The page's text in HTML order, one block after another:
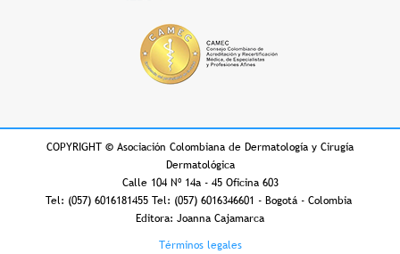
COPYRIGHT © Asociación Colombiana de Dermatología y Cirugía
Dermatológica
Calle 104 Nº 14a - 45 Oficina 603
Tel: (057) 6016181455 Tel: (057) 6016346601 - Bogotá - Colombia
Editora: Joanna Cajamarca
Términos legales